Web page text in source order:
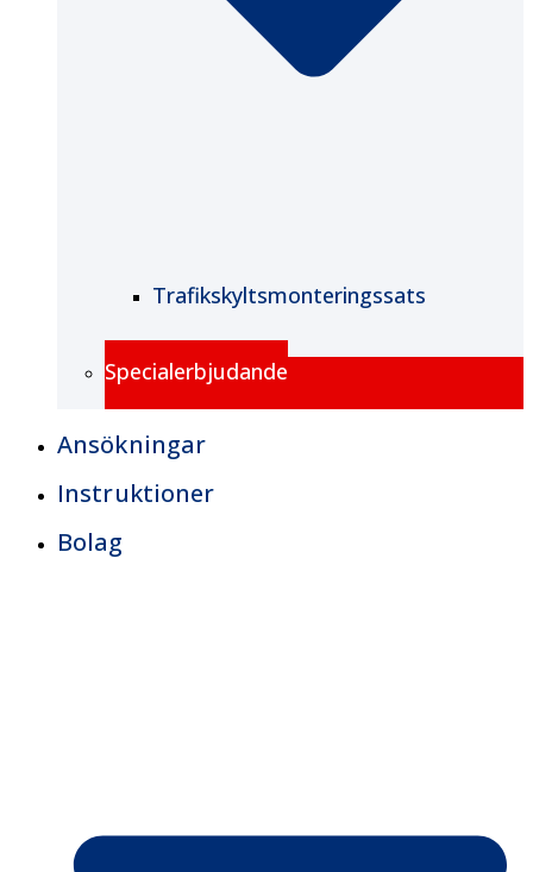
Trafikskyltsmonteringssats
Specialerbjudande
Ansökningar
Instruktioner
Bolag